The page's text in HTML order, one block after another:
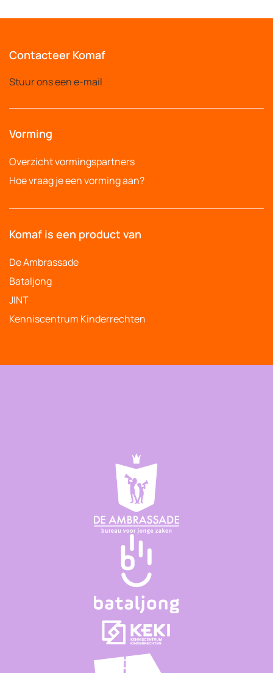
Contacteer Komaf
Stuur ons een e-mail
Vorming
Overzicht vormingspartners
Hoe vraag je een vorming aan?
Komaf is een product van
De Ambrassade
Bataljong
JINT
Kenniscentrum Kinderrechten